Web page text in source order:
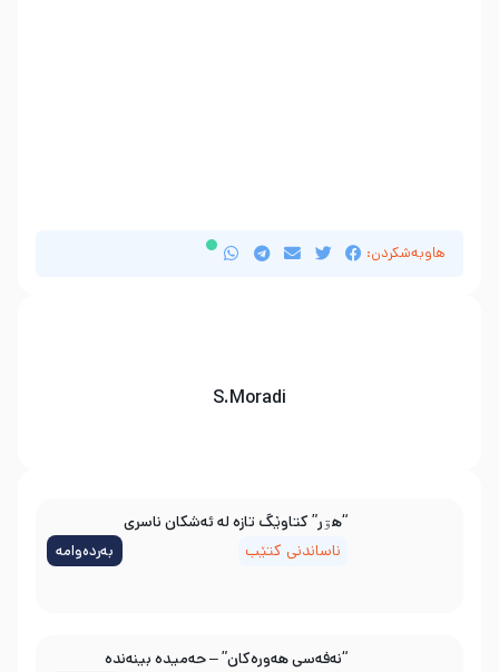
هاوبەشکردن:
S.Moradi
“هۊر” کتاوێگ تازە لە ئەشکان ناسری
ناساندنی کتێب
بەردەوامە
“نەفەسی هەورەکان” – حەمیدە بینەندە